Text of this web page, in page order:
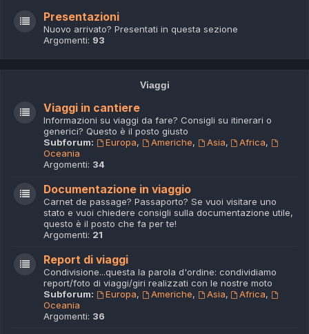
Presentazioni
Nuovo arrivato? Presentati in questa sezione
Argomenti: 93
Viaggi
Viaggi in cantiere
Informazioni su viaggi da fare? Consigli su itinerari o
generici? Questo è il posto giusto
Subforum:
Europa, Americhe, Asia, Africa,
Oceania
Argomenti: 34
Documentazione in viaggio
Carnet de passage? Passaporto? Se vuoi visitare uno
stato e vuoi chiedere consigli sulla documentazione utile,
questo è il posto che fa per te!
Argomenti: 21
Report di viaggi
Condivisione...questa la parola d'ordine: condividiamo
report/foto di viaggi/giri realizzati con le nostre moto
Subforum:
Europa, Americhe, Asia, Africa,
Oceania
Argomenti: 36